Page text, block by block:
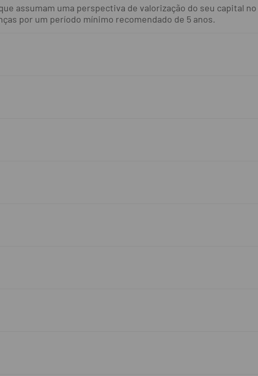
assumam uma perspectiva de valorização do seu capital
por um período mínimo recomendado de 5 anos.